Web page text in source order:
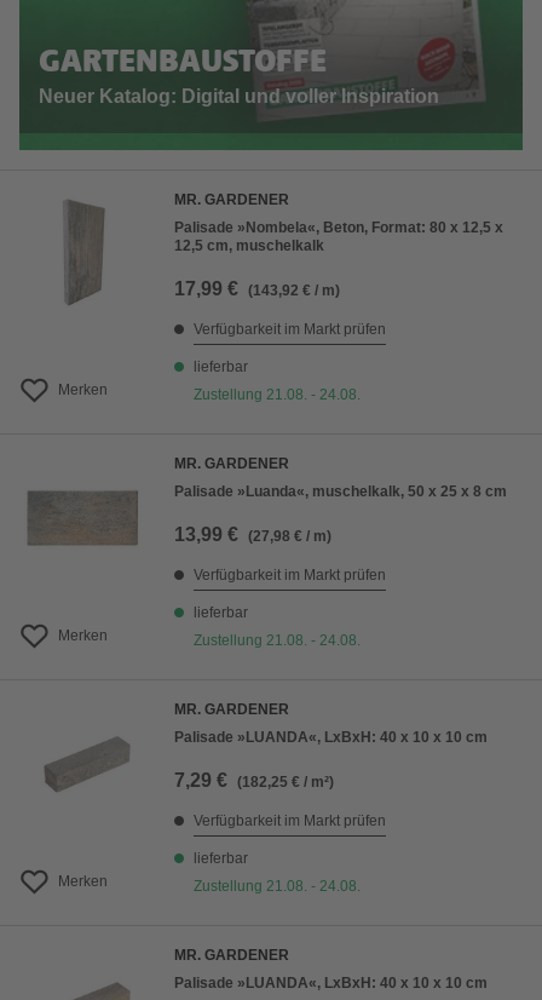
GARTENBAUSTOFFE
Neuer Katalog: Digital und voller Inspiration
Merken
MR. GARDENER
Palisade »Nombela«, Beton, Format: 80 x 12,5 x
12,5 cm, muschelkalk
17,99 € (143,92 € / m)
Verfügbarkeit im Markt prüfen
lieferbar
Zustellung 21.08. - 24.08.
Merken
MR. GARDENER
Palisade »Luanda«, muschelkalk, 50 x 25 x 8 cm
13,99 € (27,98 € / m)
Verfügbarkeit im Markt prüfen
lieferbar
Zustellung 21.08. - 24.08.
Merken
MR. GARDENER
Palisade »LUANDA«, LxBxH: 40 x 10 x 10 cm
7,29 € (182,25 € / m²)
Verfügbarkeit im Markt prüfen
lieferbar
Zustellung 21.08. - 24.08.
MR. GARDENER
Palisade »LUANDA«, LxBxH: 40 x 10 x 10 cm